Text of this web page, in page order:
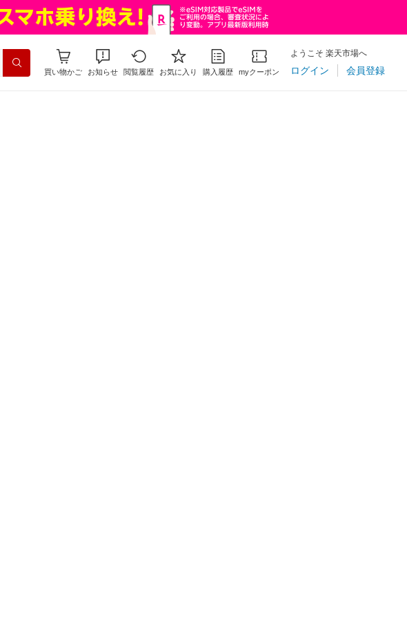
買い物かご お知らせ 閲覧履歴 お気に入り 購入履歴 myクーポン
ようこそ 楽天市場へ
ログイン 会員登録